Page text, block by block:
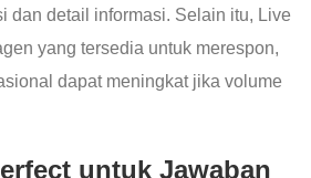
dan detail informasi. Selain itu, Live
yang tersedia untuk merespon,
dapat meningkat jika volume
untuk Jawaban